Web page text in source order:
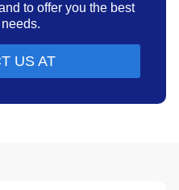
to offer you the best
US AT